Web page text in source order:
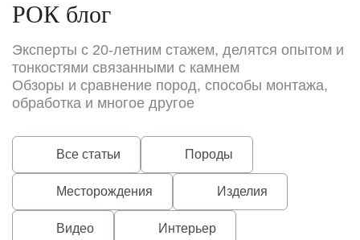
РОК блог
Эксперты с 20-летним стажем, делятся опытом и
тонкостями связанными с камнем
Обзоры и сравнение пород, способы монтажа,
обработка и многое другое
Все статьи Породы
Месторождения Изделия
Видео Интерьер